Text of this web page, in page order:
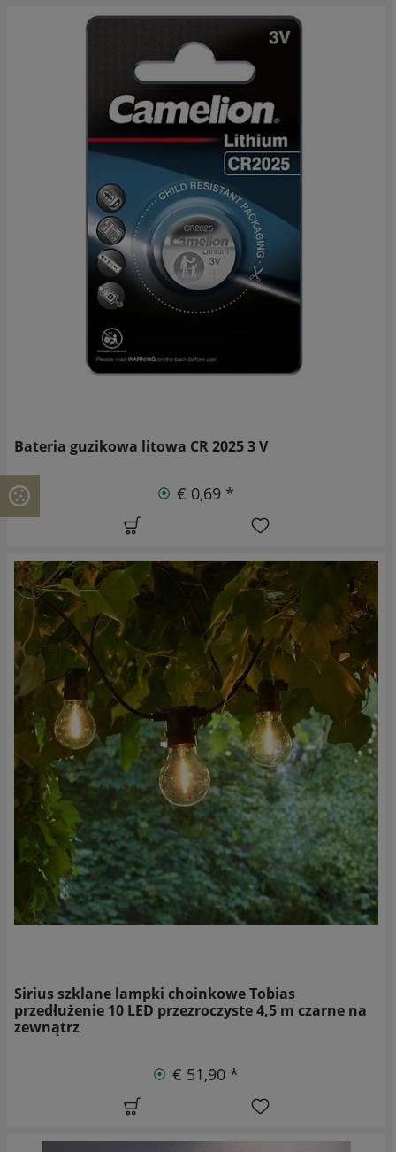
Bateria guzikowa litowa CR 2025 3 V
€ 0,69 *
Sirius szklane lampki choinkowe Tobias
przedłużenie 10 LED przezroczyste 4,5 m czarne na
zewnątrz
€ 51,90 *